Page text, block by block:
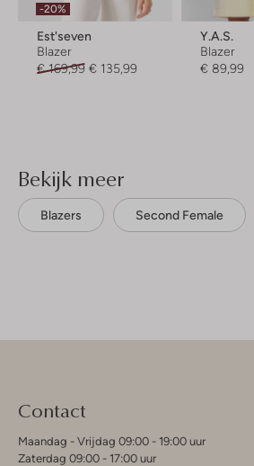
-20%
Est'seven
Blazer
€ 169,99 € 135,99
Y.a.s.
Blazer
€ 89,99
Bekijk meer
Blazers Second Female
Contact
Maandag - Vrijdag 09:00 - 19:00 uur
Zaterdag 09:00 - 17:00 uur